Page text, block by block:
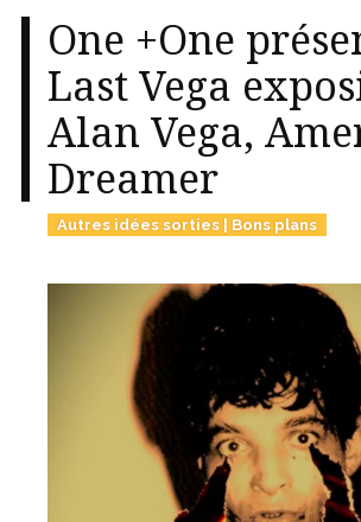
One +One
Last Vega
Alan Vega,
Dreamer
Autres idées sorties Bons plans